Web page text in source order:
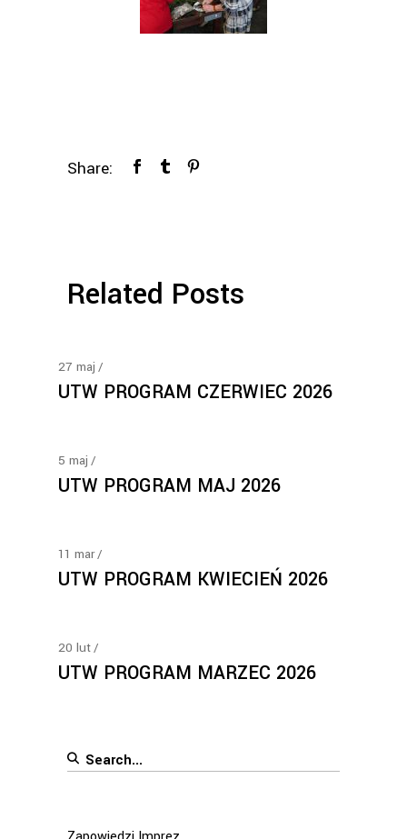
Share:
Related Posts
27 maj
UTW PROGRAM CZERWIEC 2026
5 maj
UTW PROGRAM MAJ 2026
11 mar
UTW PROGRAM KWIECIEŃ 2026
20 lut
UTW PROGRAM MARZEC 2026
Search